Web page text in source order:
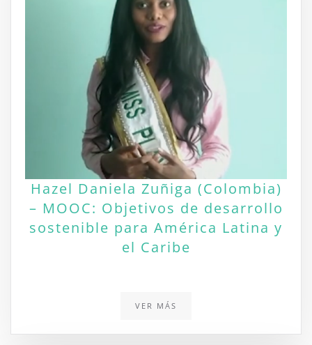
Hazel Daniela Zuñiga (Colombia)
– MOOC: Objetivos de desarrollo
sostenible para América Latina y
el Caribe
VER MÁS